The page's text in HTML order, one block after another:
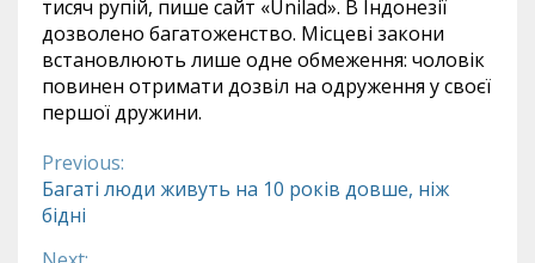
тисяч рупій, пише сайт «Unilad». В Індонезії
дозволено багатоженство. Місцеві закони
встановлюють лише одне обмеження: чоловік
повинен отримати дозвіл на одруження у своєї
першої дружини.
Continue
Reading
Previous:
Багаті люди живуть на 10 років довше, ніж
бідні